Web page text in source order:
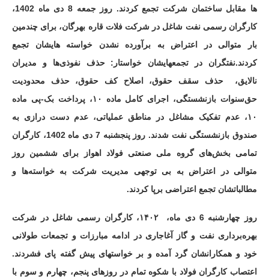
ها مقابل ساختمان شرکت تجمع کردند. روز جمعه 8 دی ماه 1402،
کارگران رسمی نفت شاغل در شرکت فلات قاره بهرگان، برای چندمین
بار متوالی در اعتراض به برآورده نشدن خواسته هایشان تجمع
کردند.نفتگران در تجمعهایشان خواستار: حذف نفوذی‌ها و مدیران
نالایق، حذف سقف‌ حقوق، اصلاح کف ‌حقوق، حذف محدودیت
حق‌سنوات بازنشستگی، اجرای کامل ماده ۱۰، پرداخت بک-پی ماده
۱۰، عدم تفکیک مشاغل در مناطق عملیاتی، عدم دست‌ درازی به
صندوق بازنشستگی نفت شدند. روز پنجشنبه 7 دی ماه 1402، کارگران
تمامی بخش‌های گروه ملی صنعتی فولاد اهواز برای ششمین روز
متوالی در اعتراض به بی توجهی مدیریت شرکت به خواسته‌ها و
مطالباتشان تجمع اعتراضی برپا کردند.
روز چهارشنبه 6 دی ماه، ۱۴۰۲، کارگران رسمی شاغل در شرکت
بهره‌برداری نفت و گاز آغاجاری در ادامه مبارزات و تجمعات طولانی
خود و همکارانشان گرد آمده و بر خواستهای پیش گفته پای فشردند.
اعتصاب کارگران فولاد با شکوه تمام در روزهای پنجم، چهارم و سوم با